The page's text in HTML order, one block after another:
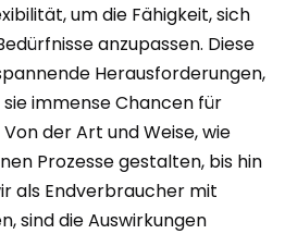
um die Fähigkeit, sich
anzupassen. Diese
Herausforderungen,
immense Chancen für
der Art und Weise, wie
Prozesse gestalten, bis hin
als Endverbraucher mit
sind die Auswirkungen